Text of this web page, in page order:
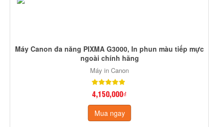
Máy Canon đa năng PIXMA G3000, In phun màu tiếp mực
ngoài chính hãng
Máy in Canon
4,150,000₫
Mua ngay